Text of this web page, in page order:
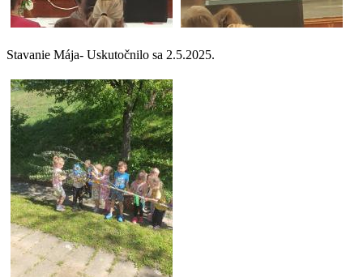
Stavanie Mája- Uskutočnilo sa 2.5.2025.